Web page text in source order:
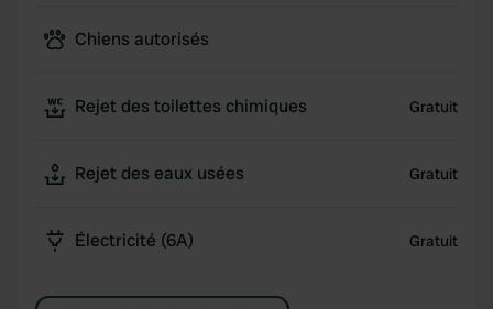
Chiens autorisés
Rejet des toilettes chimiques Gratuit
Rejet des eaux usées Gratuit
Électricité (6A) Gratuit